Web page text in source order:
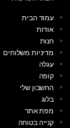
עמוד הבית
אודות
חנות
מדיניות משלוחים
עגלה
קופה
החשבון שלי
בלוג
מפת אתר
קנייה בטוחה